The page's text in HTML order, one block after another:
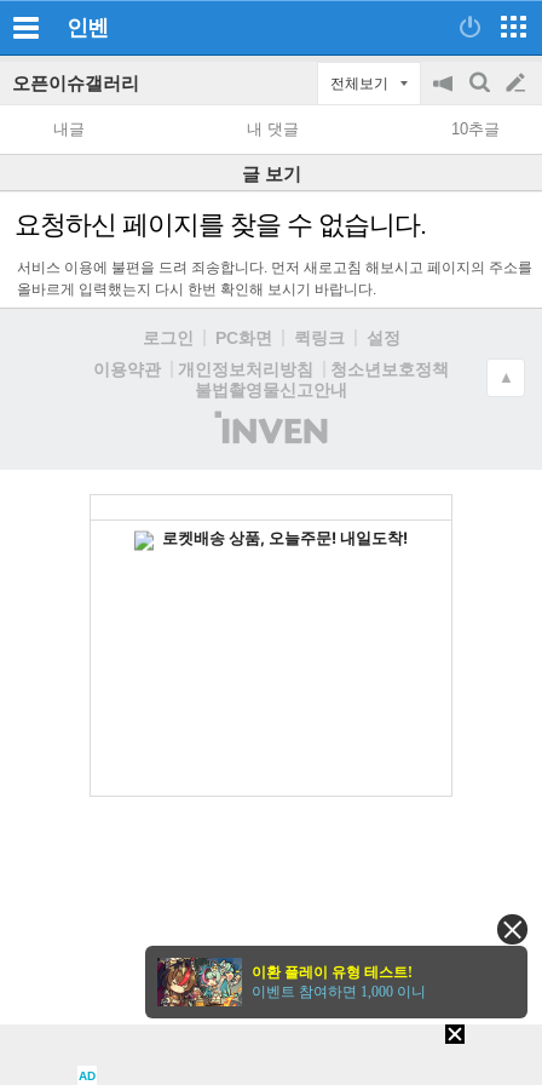
인벤
오픈이슈갤러리 전체보기
공
지
on/off
검
색
글
쓰
기
내글 내 댓글 10추글
글 보기
요청하신 페이지를 찾을 수 없습니다.
서비스 이용에 불편을 드려 죄송합니다. 먼저 새로고침 해보시고 페이지의 주소를
올바르게 입력했는지 다시 한번 확인해 보시기 바랍니다.
로그인 PC화면 퀵링크
설정
이용약관
개인정보처리방침
청소년보호정책
불법촬영물신고안내
(주)
인
▲
AD
이환 플레이 유형 테스트!
이벤트 참여하면 1,000 이니